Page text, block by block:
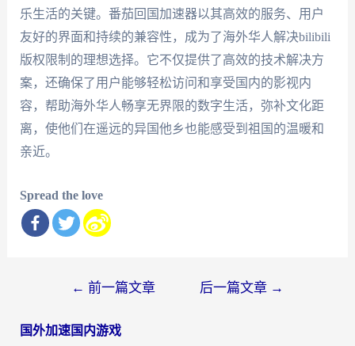
乐生活的关键。番茄回国加速器以其高效的服务、用户
友好的界面和持续的兼容性，成为了海外华人解决bilibili
版权限制的理想选择。它不仅提供了高效的技术解决方
案，还确保了用户能够轻松访问和享受国内的影视内
容，帮助海外华人畅享无界限的数字生活，弥补文化距
离，使他们在遥远的异国他乡也能感受到祖国的温暖和
亲近。
Spread the love
导
← 前一篇文章 后一篇文章 →
国外加速国内游戏